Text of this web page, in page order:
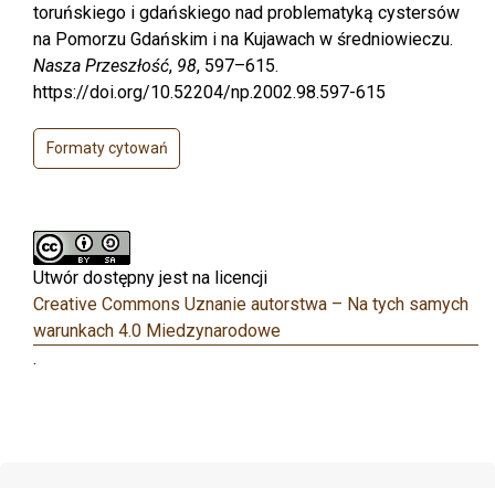
toruńskiego i gdańskiego nad problematyką cystersów
na Pomorzu Gdańskim i na Kujawach w średniowieczu.
Nasza Przeszłość, 98, 597–615.
https://doi.org/10.52204/np.2002.98.597-615
Formaty cytowań
Utwór dostępny jest na licencji
Creative Commons Uznanie autorstwa – Na tych samych
warunkach 4.0 Miedzynarodowe
.